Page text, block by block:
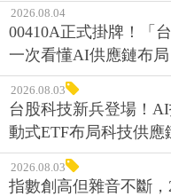
2026.08.04
00410A正式掛牌！「
一次看懂AI供應鏈布局
2026.08.03
台股科技新兵登場！
動式ETF布局科技供應
2026.08.03
指數創高但雜音不斷